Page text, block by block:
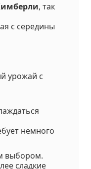
, так
с середины
урожай с
немного
выбором.
сладкие